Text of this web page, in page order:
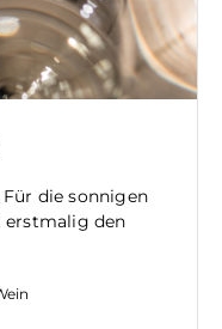
die sonnigen
erstmalig den